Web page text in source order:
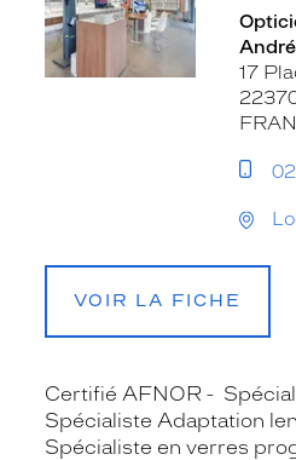
17
VOIR LA FICHE
Certifié AFNOR
Spécialiste Adaptation
Spécialiste en verres